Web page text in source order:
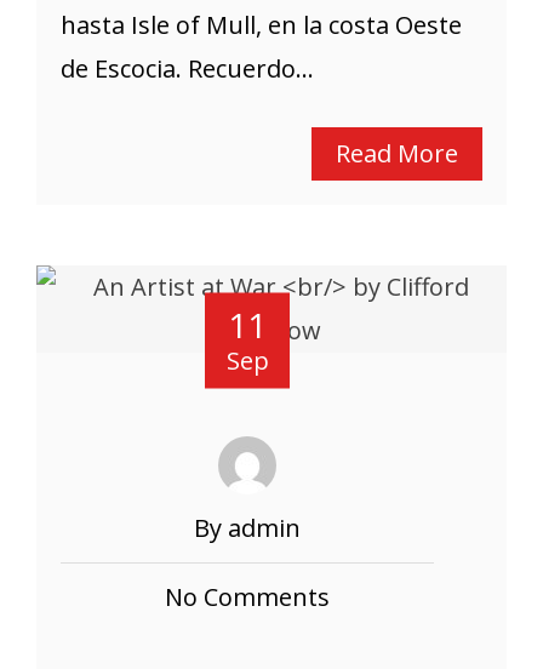
hasta Isle of Mull, en la costa Oeste
de Escocia. Recuerdo...
Read More
11
Sep
By admin
No Comments